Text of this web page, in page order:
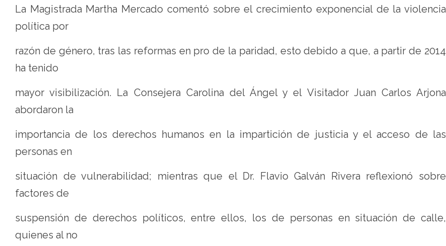
La Magistrada Martha Mercado comentó sobre el crecimiento exponencial de la violencia
política por
razón de género, tras las reformas en pro de la paridad, esto debido a que, a partir de 2014
ha tenido
mayor visibilización. La Consejera Carolina del Ángel y el Visitador Juan Carlos Arjona
abordaron la
importancia de los derechos humanos en la impartición de justicia y el acceso de las
personas en
situación de vulnerabilidad; mientras que el Dr. Flavio Galván Rivera reflexionó sobre
factores de
suspensión de derechos políticos, entre ellos, los de personas en situación de calle,
quienes al no